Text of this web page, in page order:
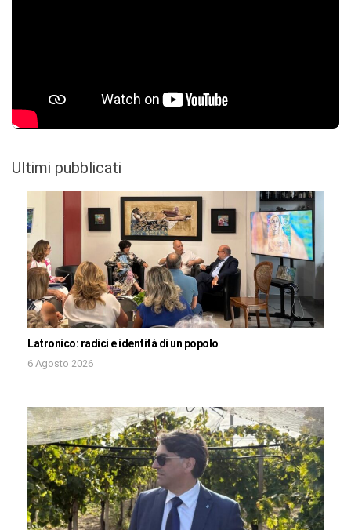
Ultimi pubblicati
Latronico: radici e identità di un popolo
6 Agosto 2026